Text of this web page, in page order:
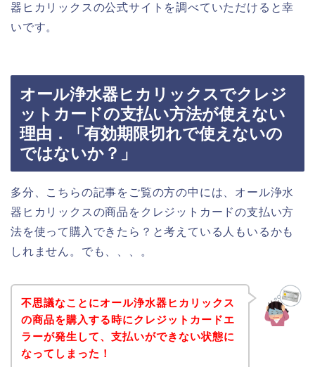
器ヒカリックスの公式サイトを調べていただけると幸
いです。
オール浄水器ヒカリックスでクレジ
ットカードの支払い方法が使えない
理由．「有効期限切れで使えないの
ではないか？」
多分、こちらの記事をご覧の方の中には、オール浄水
器ヒカリックスの商品をクレジットカードの支払い方
法を使って購入できたら？と考えている人もいるかも
しれません。でも、、、。
不思議なことにオール浄水器ヒカリックス
の商品を購入する時にクレジットカードエ
ラーが発生して、支払いができない状態に
なってしまった！